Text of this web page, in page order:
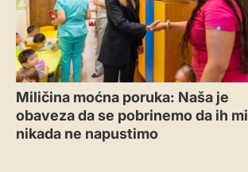
Miličina moćna poruka: Naša je
obaveza da se pobrinemo da ih mi
nikada ne napustimo